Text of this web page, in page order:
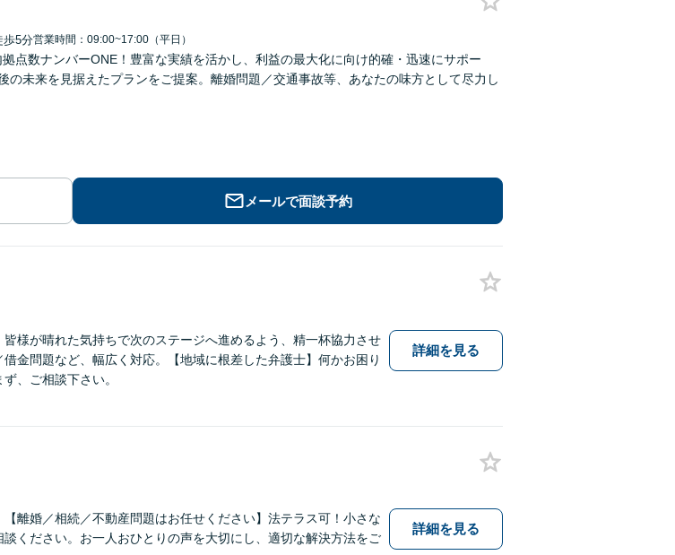
歩5分営業時間：09:00~17:00（平日）
拠点数ナンバーONE！豊富な実績を活かし、利益の最大化に向け的確・迅速にサポー
の未来を見据えたプランをご提案。離婚問題／交通事故等、あなたの味方として尽力し
メールで面談予約
皆様が晴れた気持ちで次のステージへ進めるよう、精一杯協力させ
金問題など、幅広く対応。【地域に根差した弁護士】何かお困り
、ご相談下さい。
詳細を見る
【離婚／相続／不動産問題はお任せください】法テラス可！小さな
ください。お一人おひとりの声を大切にし、適切な解決方法をご
詳細を見る